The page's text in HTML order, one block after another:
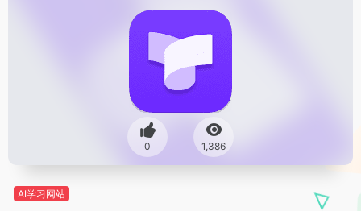
0 1,386
AI学习网站